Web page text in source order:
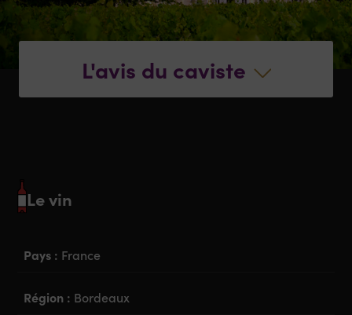
L'avis du caviste
Le vin
Pays : France
Région : Bordeaux